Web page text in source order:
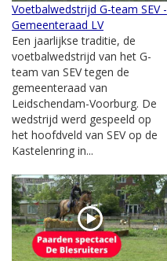
Voetbalwedstrijd G-team SEV -
Gemeenteraad LV
Een jaarlijkse traditie, de
voetbalwedstrijd van het G-
team van SEV tegen de
gemeenteraad van
Leidschendam-Voorburg. De
wedstrijd werd gespeeld op
het hoofdveld van SEV op de
Kastelenring in...